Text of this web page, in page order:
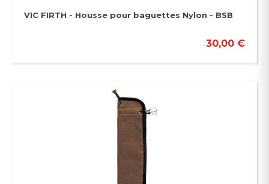
VIC FIRTH - Housse pour baguettes Nylon - BSB
30,00 €